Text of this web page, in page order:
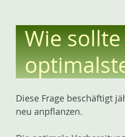
Wie
Diese Frage beschäftigt
neu anpflanzen.